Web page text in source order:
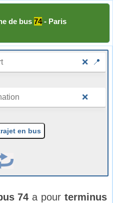
de bus 74- Paris
❌ 📍
❌
en bus
74 a pour terminus